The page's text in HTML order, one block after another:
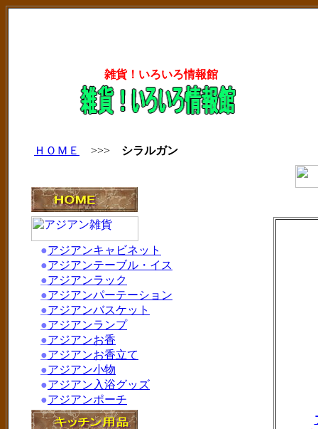
雑貨！いろいろ情報館
ＨＯＭＥ >>> シラルガン
●アジアンキャビネット
●アジアンテーブル・イス
●アジアンラック
●アジアンパーテーション
●アジアンバスケット
●アジアンランプ
●アジアンお香
●アジアンお香立て
●アジアン小物
●アジアン入浴グッズ
●アジアンポーチ